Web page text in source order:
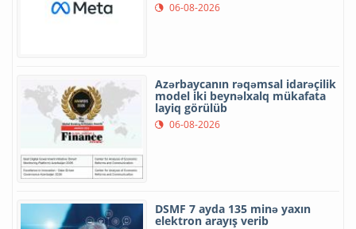
06-08-2026
Azərbaycanın rəqəmsal idarəçilik
model iki beynəlxalq mükafata
layiq görülüb
06-08-2026
DSMF 7 ayda 135 minə yaxın
elektron arayış verib